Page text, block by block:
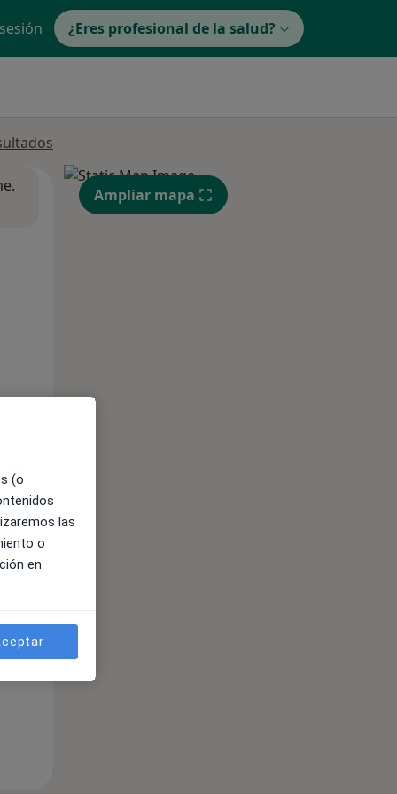
¿Eres profesional de la salud?
Ampliar mapa
(o
las
o
en